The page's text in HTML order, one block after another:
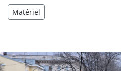
Matériel